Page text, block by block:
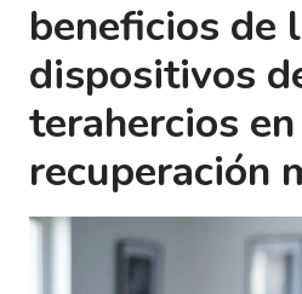
beneficios de
dispositivos
terahercios
recuperación